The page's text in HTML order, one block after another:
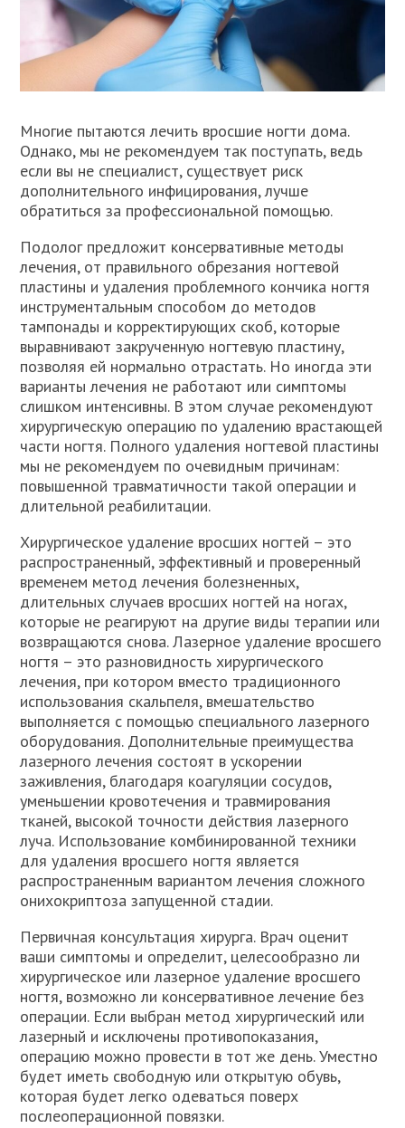
Многие пытаются лечить вросшие ногти дома.
Однако, мы не рекомендуем так поступать, ведь
если вы не специалист, существует риск
дополнительного инфицирования, лучше
обратиться за профессиональной помощью.
Подолог предложит консервативные методы
лечения, от правильного обрезания ногтевой
пластины и удаления проблемного кончика ногтя
инструментальным способом до методов
тампонады и корректирующих скоб, которые
выравнивают закрученную ногтевую пластину,
позволяя ей нормально отрастать. Но иногда эти
варианты лечения не работают или симптомы
слишком интенсивны. В этом случае рекомендуют
хирургическую операцию по удалению врастающей
части ногтя. Полного удаления ногтевой пластины
мы не рекомендуем по очевидным причинам:
повышенной травматичности такой операции и
длительной реабилитации.
Хирургическое удаление вросших ногтей – это
распространенный, эффективный и проверенный
временем метод лечения болезненных,
длительных случаев вросших ногтей на ногах,
которые не реагируют на другие виды терапии или
возвращаются снова. Лазерное удаление вросшего
ногтя – это разновидность хирургического
лечения, при котором вместо традиционного
использования скальпеля, вмешательство
выполняется с помощью специального лазерного
оборудования. Дополнительные преимущества
лазерного лечения состоят в ускорении
заживления, благодаря коагуляции сосудов,
уменьшении кровотечения и травмирования
тканей, высокой точности действия лазерного
луча. Использование комбинированной техники
для удаления вросшего ногтя является
распространенным вариантом лечения сложного
онихокриптоза запущенной стадии.
Первичная консультация хирурга. Врач оценит
ваши симптомы и определит, целесообразно ли
хирургическое или лазерное удаление вросшего
ногтя, возможно ли консервативное лечение без
операции. Если выбран метод хирургический или
лазерный и исключены противопоказания,
операцию можно провести в тот же день. Уместно
будет иметь свободную или открытую обувь,
которая будет легко одеваться поверх
послеоперационной повязки.